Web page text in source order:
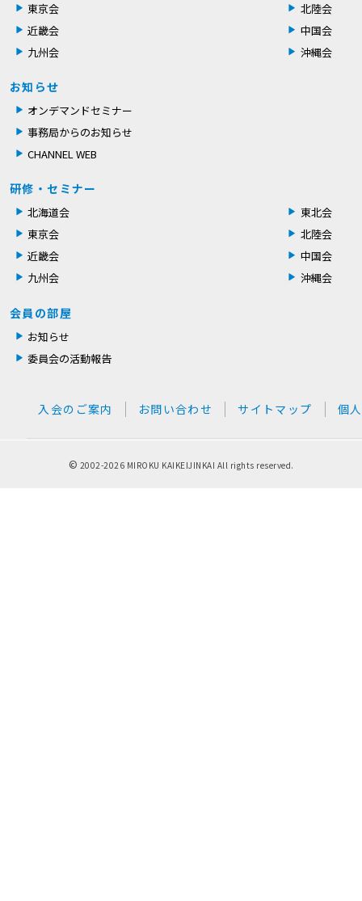
東京会
北陸会
近畿会
中国会
九州会
沖縄会
お知らせ
オンデマンドセミナー
事務局からのお知らせ
CHANNEL WEB
研修・セミナー
北海道会
東北会
東京会
北陸会
近畿会
中国会
九州会
沖縄会
会員の部屋
お知らせ
委員会の活動報告
入会のご案内 お問い合わせ サイトマップ 個
© 2002-2026 MIROKU KAIKEIJINKAI All rights reserved.